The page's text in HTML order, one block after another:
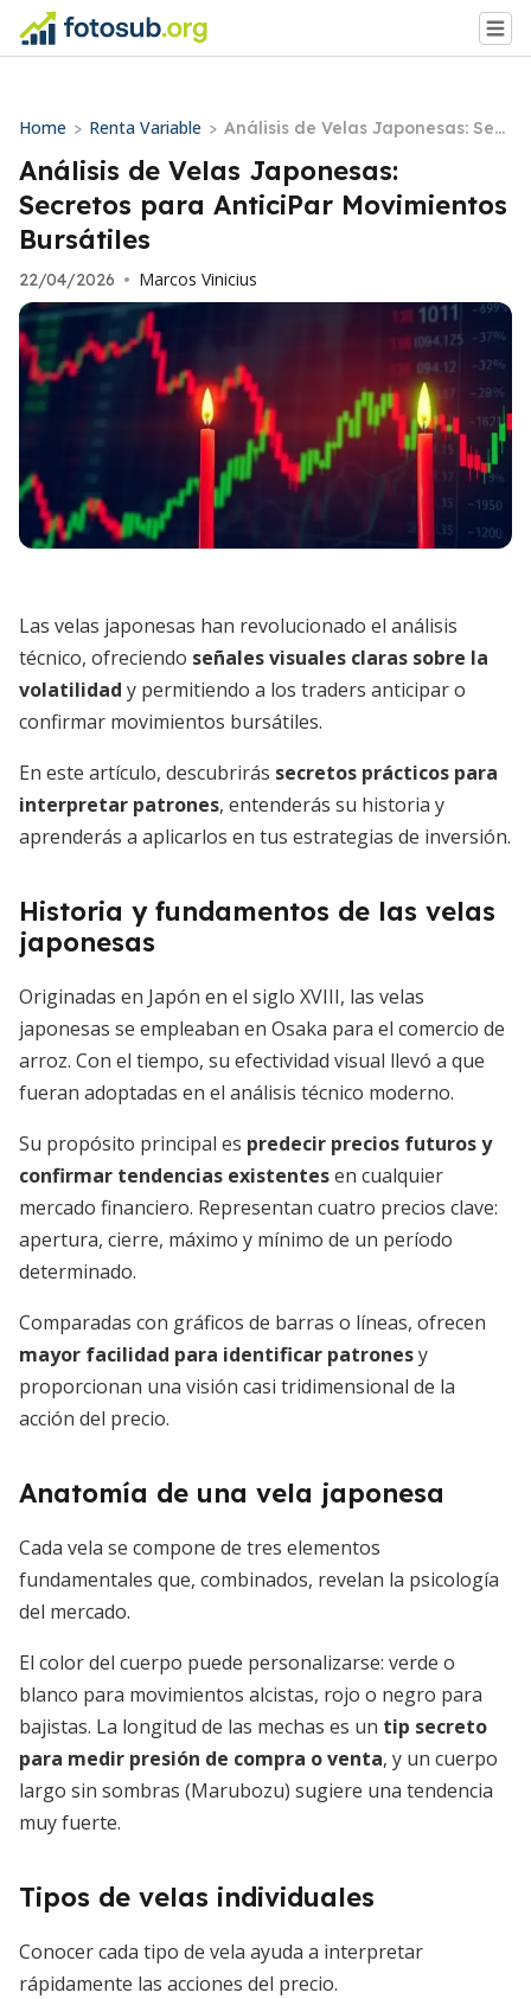
Home > Renta Variable > Análisis de Velas Japonesas: Secr
etos para AnticiPar Movimientos
Bursátiles
Análisis de Velas Japonesas:
Secretos para AnticiPar Movimientos
Bursátiles
22/04/2026 • Marcos Vinicius
Las velas japonesas han revolucionado el análisis
técnico, ofreciendo señales visuales claras sobre la
volatilidad y permitiendo a los traders anticipar o
confirmar movimientos bursátiles.
En este artículo, descubrirás secretos prácticos para
interpretar patrones, entenderás su historia y
aprenderás a aplicarlos en tus estrategias de inversión.
Historia y fundamentos de las velas
japonesas
Originadas en Japón en el siglo XVIII, las velas
japonesas se empleaban en Osaka para el comercio de
arroz. Con el tiempo, su efectividad visual llevó a que
fueran adoptadas en el análisis técnico moderno.
Su propósito principal es predecir precios futuros y
confirmar tendencias existentesen cualquier
mercado financiero. Representan cuatro precios clave:
apertura, cierre, máximo y mínimo de un período
determinado.
Comparadas con gráficos de barras o líneas, ofrecen
mayor facilidad para identificar patronesy
proporcionan una visión casi tridimensional de la
acción del precio.
Anatomía de una vela japonesa
Cada vela se compone de tres elementos
fundamentales que, combinados, revelan la psicología
del mercado.
El color del cuerpo puede personalizarse: verde o
blanco para movimientos alcistas, rojo o negro para
bajistas. La longitud de las mechas es un tip secreto
para medir presión de compra o venta, y un cuerpo
largo sin sombras (Marubozu) sugiere una tendencia
muy fuerte.
Tipos de velas individuales
Conocer cada tipo de vela ayuda a interpretar
rápidamente las acciones del precio.